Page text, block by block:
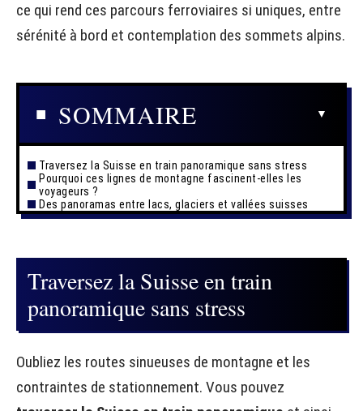
ce qui rend ces parcours ferroviaires si uniques, entre
sérénité à bord et contemplation des sommets alpins.
SOMMAIRE
Traversez la Suisse en train panoramique sans stress
Pourquoi ces lignes de montagne fascinent-elles les
voyageurs ?
Des panoramas entre lacs, glaciers et vallées suisses
Traversez la Suisse en train
panoramique sans stress
Oubliez les routes sinueuses de montagne et les
contraintes de stationnement. Vous pouvez